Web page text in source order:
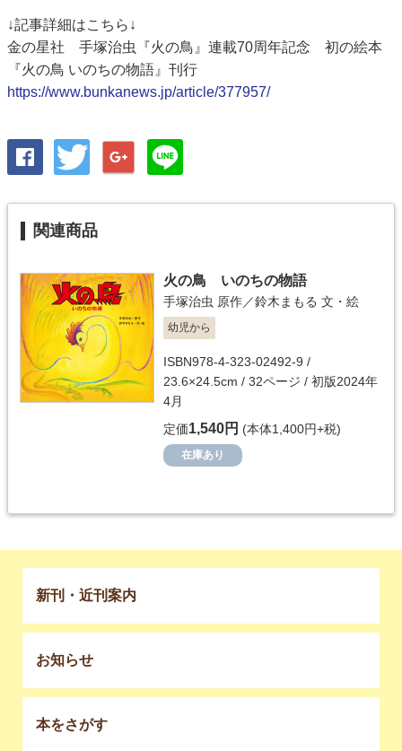
↓記事詳細はこちら↓
金の星社 手塚治虫『火の鳥』連載70周年記念 初の絵本
『火の鳥 いのちの物語』刊行
https://www.bunkanews.jp/article/377957/
関連商品
火の鳥 いのちの物語
手塚治虫 原作／鈴木まもる 文・絵
幼児から
ISBN978-4-323-02492-9 /
23.6×24.5cm / 32ページ / 初版2024年
4月
定価1,540円 (本体1,400円+税)
在庫あり
新刊・近刊案内
お知らせ
本をさがす